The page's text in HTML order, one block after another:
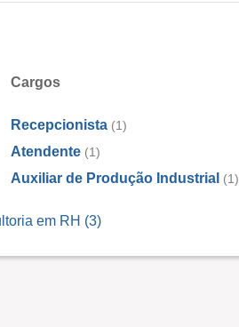
Cargos
Recepcionista (1)
Atendente (1)
Auxiliar de Produção Industrial (1)
em RH (3)